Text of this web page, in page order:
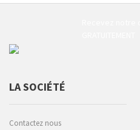
LA SOCIÉTÉ
Contactez nous